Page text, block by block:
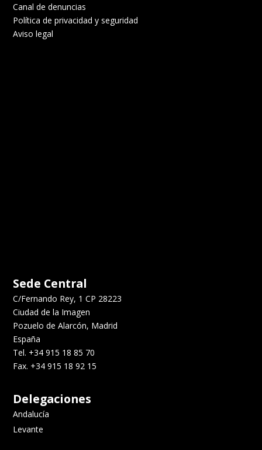
Canal de denuncias
Política de privacidad y seguridad
Aviso legal
Sede Central
C/Fernando Rey, 1 CP 28223
Ciudad de la Imagen
Pozuelo de Alarcón, Madrid
España
Tel. +34 915 18 85 70
Fax. +34 915 18 92 15
Delegaciones
Andalucía
Levante